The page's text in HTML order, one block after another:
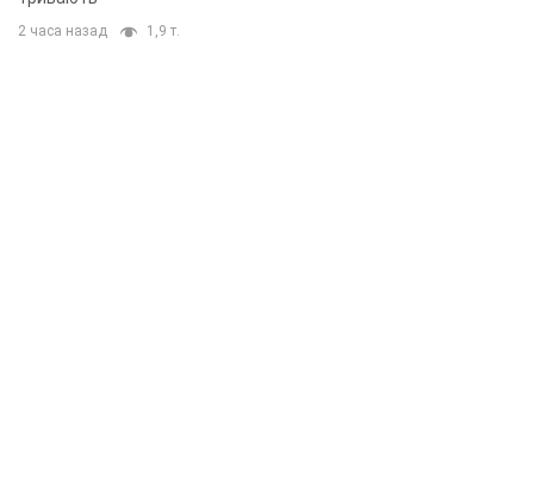
2 часа назад 1,9 т.